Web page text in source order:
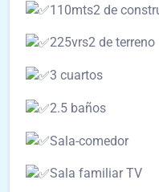
110mts2 de
225vrs2 de terreno
3 cuartos
2.5 baños
Sala-comedor
Sala familiar TV